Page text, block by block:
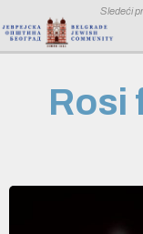
Sledeći
Rosi